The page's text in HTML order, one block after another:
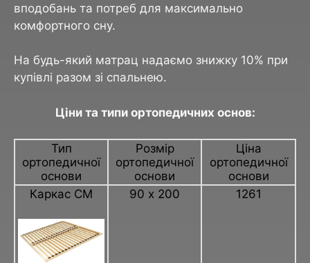
вподобань та потреб для максимально
комфортного сну.
На будь-який матрац надаємо знижку 10% при
купівлі разом зі спальнею.
Ціни та типи ортопедичних основ:
Тип
ортопедичної
основи
Розмір
ортопедичної
основи
Ціна
ортопедичної
основи
Каркас СМ
90 х 200 1261